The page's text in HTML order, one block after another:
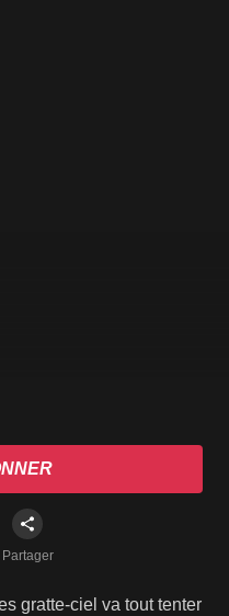
Partager
gratte-ciel va tout tenter